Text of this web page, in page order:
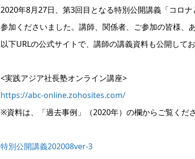
2020年8月27日、第3回目となる特別公開講義「コロ
参加くださいました。講師、関係者、ご参加の皆様、
以下URLの公式サイトで、講師の講義資料も公開してお
<実践アジア社長塾オンライン講座>
https://abc-online.zohosites.com/
※資料は、「過去事例」（2020年）の欄からご覧くださ
特別公開講義202008ver-3